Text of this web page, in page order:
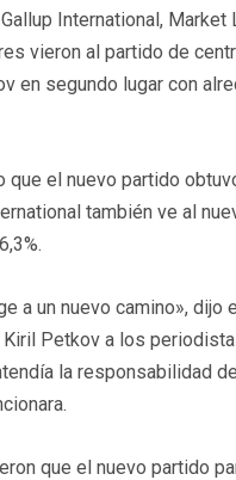
International, Market
vieron al partido de
en segundo lugar con
que el nuevo partido
también ve al
a un nuevo camino», dijo
Petkov a los
la responsabilidad
que el nuevo partido